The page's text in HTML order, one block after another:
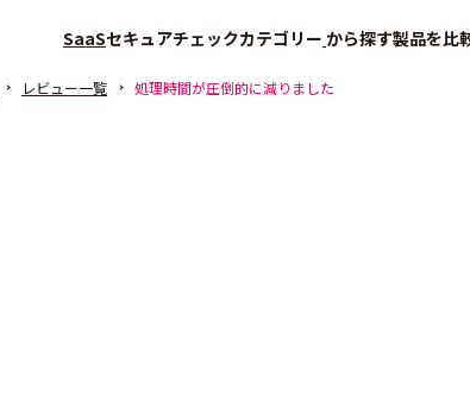
SaaSセキュアチェックカテゴリー から探す製品を比
レビュー一覧 処理時間が圧倒的に減りました